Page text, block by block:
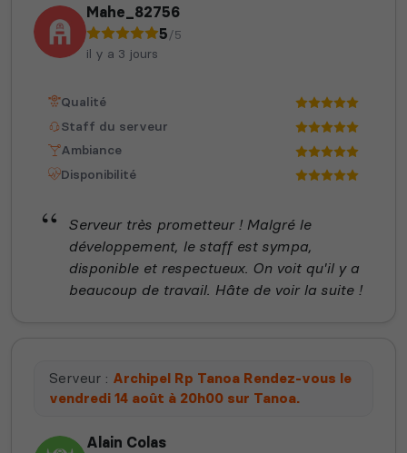
Mahe_82756
5/5
il y a 3 jours
Qualité
Staff du serveur
Ambiance
Disponibilité
Serveur très prometteur ! Malgré le
développement, le staff est sympa,
disponible et respectueux. On voit qu'il y a
beaucoup de travail. Hâte de voir la suite !
Serveur : Archipel Rp Tanoa Rendez-vous le
vendredi 14 août à 20h00 sur Tanoa.
Alain Colas